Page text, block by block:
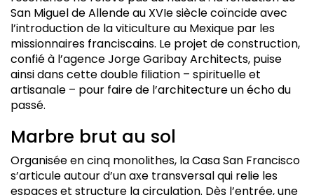
San Miguel de Allende au XVIesiècle coïncide avec
l’introduction de la viticulture au Mexique par les
missionnaires franciscains. Le projet de construction,
confié à l’agence Jorge Garibay Architects, puise
ainsi dans cette double filiation – spirituelle et
artisanale – pour faire de l’architecture un écho du
passé.
Marbre brut au sol
Organisée en cinq monolithes, la Casa San Francisco
s’articule autour d’un axe transversal qui relie les
espaces et structure la circulation. Dès l’entrée, une